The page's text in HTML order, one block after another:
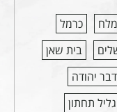
כרמל
בית שאן
יהודה
גליל תחתון